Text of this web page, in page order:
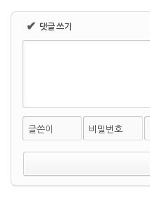
✔ 댓글 쓰기
글쓴이 비밀번호